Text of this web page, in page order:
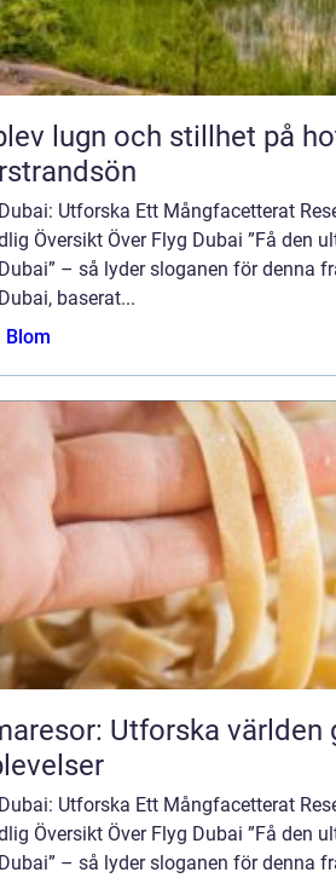
lugn och stillhet på
Utforska Ett Mångfacetterat
Översikt Över Flyg Dubai ”Få den
– så lyder sloganen för denna
baserat...
Blom
Utforska världen
Utforska Ett Mångfacetterat
Översikt Över Flyg Dubai ”Få den
– så lyder sloganen för denna